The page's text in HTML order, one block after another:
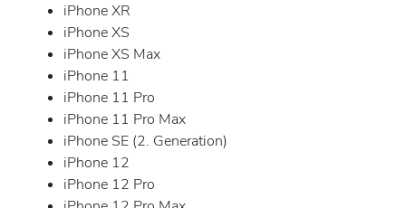
iPhone XR
iPhone XS
iPhone XS Max
iPhone 11
iPhone 11 Pro
iPhone 11 Pro Max
iPhone SE (2. Generation)
iPhone 12
iPhone 12 Pro